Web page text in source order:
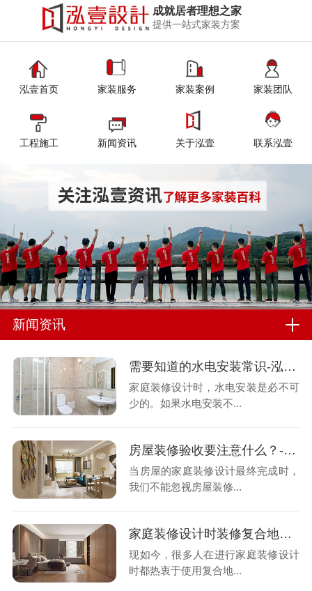
成就居者理想之家
提供一站式家装方案
泓壹首页 家装服务 家装案例 家装团队
工程施工 新闻资讯 关于泓壹 联系泓壹
新闻资讯
需要知道的水电安装常识-泓壹设计
家庭装修设计时，水电安装是必不可
少的。如果水电安装不...
房屋装修验收要注意什么？-泓壹设计
当房屋的家庭装修设计最终完成时，
我们不能忽视房屋装修...
家庭装修设计时装修复合地板的方法是什么？-泓壹设计
现如今，很多人在进行家庭装修设计
时都热衷于使用复合地...